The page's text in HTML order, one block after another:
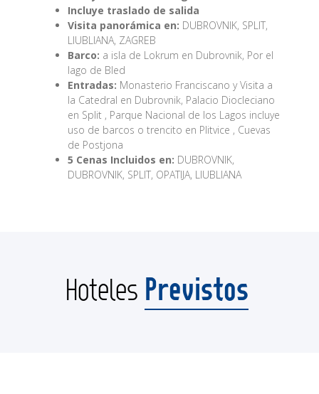
Incluye traslado de salida
Visita panorámica en: DUBROVNIK, SPLIT,
LIUBLIANA, ZAGREB
Barco: a isla de Lokrum en Dubrovnik, Por el
lago de Bled
Entradas: Monasterio Franciscano y Visita a
la Catedral en Dubrovnik, Palacio Diocleciano
en Split , Parque Nacional de los Lagos incluye
uso de barcos o trencito en Plitvice , Cuevas
de Postjona
5 Cenas Incluidos en: DUBROVNIK,
DUBROVNIK, SPLIT, OPATIJA, LIUBLIANA
Hoteles Previstos